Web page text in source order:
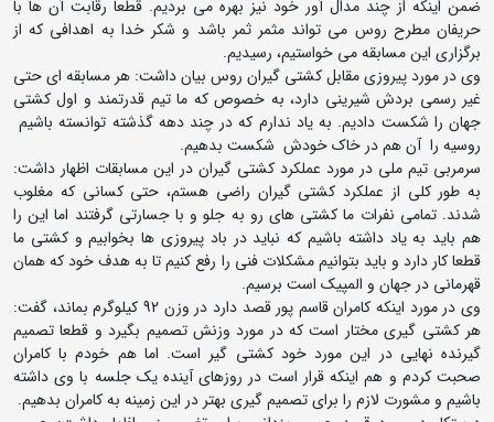
ضمن اینکه از چند مدال آور خود نیز بهره می بردیم. قطعا رقابت آن ها با
حریفان مطرح روس می تواند مثمر ثمر باشد و شکر خدا به اهدافی که از
برگزاری این مسابقه می خواستیم، رسیدیم.
وی در مورد پیروزی مقابل کشتی گیران روس بیان داشت: هر مسابقه ای حتی
غیر رسمی بردش شیرینی دارد، به خصوص که ما تیم قدرتمند و اول کشتی
جهان را شکست دادیم. به یاد ندارم که در چند دهه گذشته توانسته باشیم
روسیه را آن هم در خاک خودش شکست بدهیم.
سرمربی تیم ملی در مورد عملکرد کشتی گیران در این مسابقات اظهار داشت:
به طور کلی از عملکرد کشتی گیران راضی هستم، حتی کسانی که مغلوب
شدند. تمامی نفرات ما کشتی های رو به جلو و با جسارتی گرفتند اما این را
هم باید به یاد داشته باشیم که نباید در باد پیروزی ها بخوابیم و کشتی ما
قطعا کار دارد و باید بتوانیم مشکلات فنی را رفع کنیم تا به هدف خود که همان
قهرمانی در جهان و المپیک است برسیم.
وی در مورد اینکه کامران قاسم پور قصد دارد در وزن 92 کیلوگرم بماند، گفت:
هر کشتی گیری مختار است که در مورد وزنش تصمیم بگیرد و قطعا تصمیم
گیرنده نهایی در این مورد خود کشتی گیر است. اما هم خودم با کامران
صحبت کردم و هم اینکه قرار است در روزهای آینده یک جلسه با وی داشته
باشیم و مشورت لازم را برای تصمیم گیری بهتر در این زمینه به کامران بدهیم.